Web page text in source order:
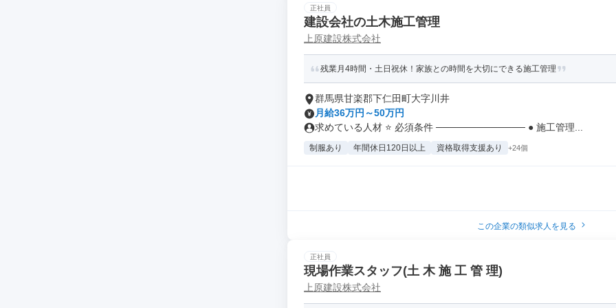
正社員
建設会社の土木施工管理
上原建設株式会社
残業月4時間・土日祝休！家族との時間を大切にできる施工管理
群馬県甘楽郡下仁田町大字川井
月給36万円～50万円
求めている人材 ⭐ 必須条件 ───────────── ● 施工管理...
制服あり 年間休日120日以上 資格取得支援あり +24個
この企業の類似求人を見る
正社員
現場作業スタッフ(土 木 施 工 管 理)
上原建設株式会社